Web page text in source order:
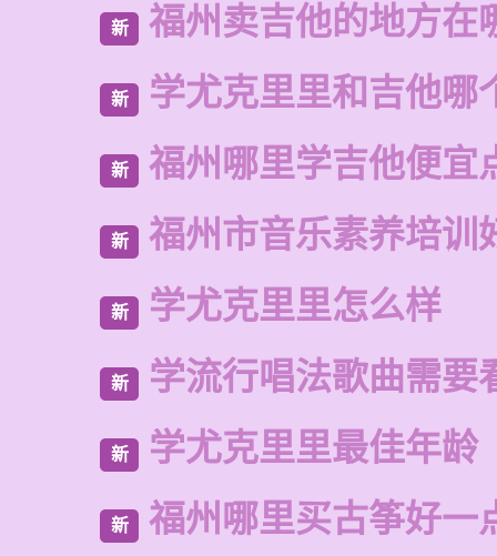
新 福州卖吉他的地方在
新 学尤克里里和吉他哪
新 福州哪里学吉他便宜
新 福州市音乐素养培训
新 学尤克里里怎么样
新 学流行唱法歌曲需要
新 学尤克里里最佳年龄
新 福州哪里买古筝好一